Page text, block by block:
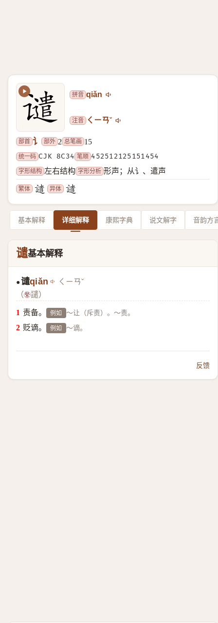
拼音 qiǎn
注音 ㄑㄧㄢˇ
部首 讠 部外 2 总笔画 15
统一码 CJK 8C34 笔顺 452512125151454
字形结构 左右结构 字形分析 形声；从讠、遣声
繁体 异体
基本解释 详细解释 康熙字典 说文解字 音韵方
谴基本解释
●谴qiǎn ㄑㄧㄢˇ
（
譴）
责备。
例如 ～让（斥责）。～责。
贬谪。 例如 ～谪。
反馈